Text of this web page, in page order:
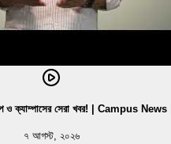
ও ক্যাম্পাসের সেরা খবর! | Campus
৭ আগস্ট, ২০২৬